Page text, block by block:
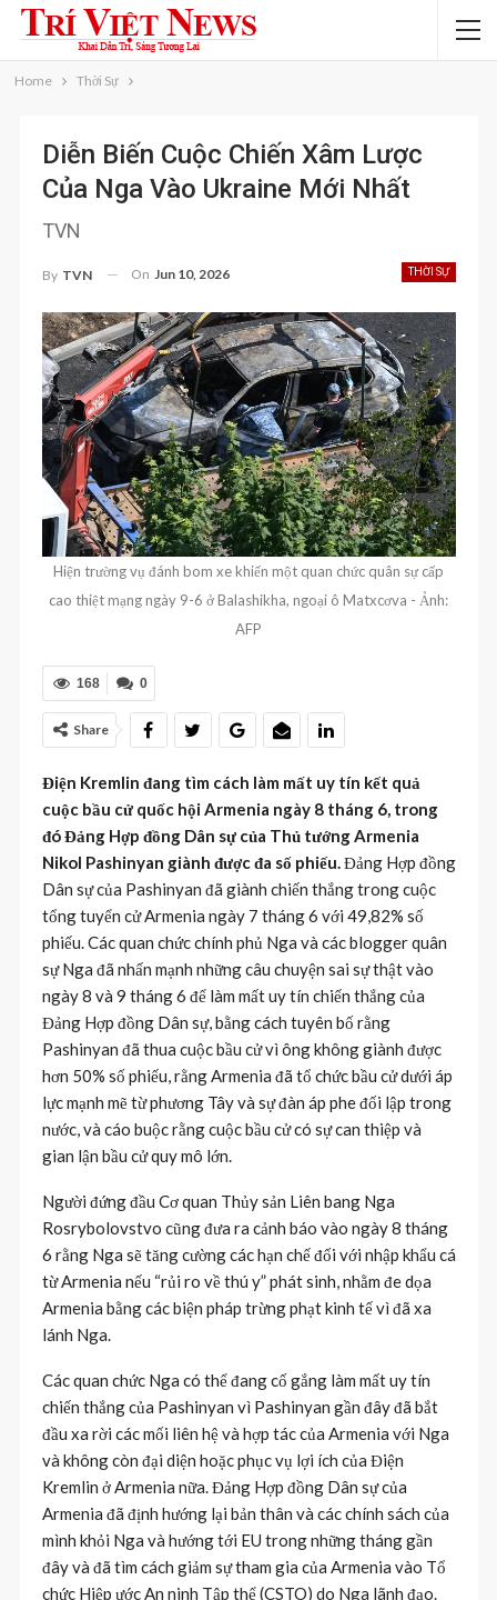
Home Thời Sự
Diễn Biến Cuộc Chiến Xâm Lược
Của Nga Vào Ukraine Mới Nhất
TVN
THỜI SỰ
By TVN On Jun 10, 2026
Hiện trường vụ đánh bom xe khiến một quan chức quân sự cấp
cao thiệt mạng ngày 9-6 ở Balashikha, ngoại ô Matxcơva - Ảnh:
AFP
0
168
Share
Điện Kremlin đang tìm cách làm mất uy tín kết quả
cuộc bầu cử quốc hội Armenia ngày 8 tháng 6, trong
đó Đảng Hợp đồng Dân sự của Thủ tướng Armenia
Nikol Pashinyan giành được đa số phiếu.Đảng Hợp đồng
Dân sự của Pashinyan đã giành chiến thắng trong cuộc
tổng tuyển cử Armenia ngày 7 tháng 6 với 49,82% số
phiếu. Các quan chức chính phủ Nga và các blogger quân
sự Nga đã nhấn mạnh những câu chuyện sai sự thật vào
ngày 8 và 9 tháng 6 để làm mất uy tín chiến thắng của
Đảng Hợp đồng Dân sự, bằng cách tuyên bố rằng
Pashinyan đã thua cuộc bầu cử vì ông không giành được
hơn 50% số phiếu, rằng Armenia đã tổ chức bầu cử dưới áp
lực mạnh mẽ từ phương Tây và sự đàn áp phe đối lập trong
nước, và cáo buộc rằng cuộc bầu cử có sự can thiệp và
gian lận bầu cử quy mô lớn.
Người đứng đầu Cơ quan Thủy sản Liên bang Nga
Rosrybolovstvo cũng đưa ra cảnh báo vào ngày 8 tháng
6 rằng Nga sẽ tăng cường các hạn chế đối với nhập khẩu cá
từ Armenia nếu “rủi ro về thú y” phát sinh, nhằm đe dọa
Armenia bằng các biện pháp trừng phạt kinh tế vì đã xa
lánh Nga.
Các quan chức Nga có thể đang cố gắng làm mất uy tín
chiến thắng của Pashinyan vì Pashinyan gần đây đã bắt
đầu xa rời các mối liên hệ và hợp tác của Armenia với Nga
và không còn đại diện hoặc phục vụ lợi ích của Điện
Kremlin ở Armenia nữa. Đảng Hợp đồng Dân sự của
Armenia đã định hướng lại bản thân và các chính sách của
mình khỏi Nga và hướng tới EU trong những tháng gần
đây và đã tìm cách giảm sự tham gia của Armenia vào Tổ
chức Hiệp ước An ninh Tập thể (CSTO) do Nga lãnh đạo.